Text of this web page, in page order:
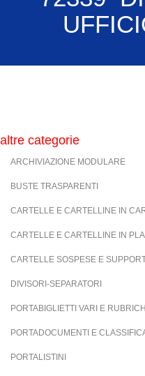
altre categorie
ARCHIVIAZIONE MODULARE
BUSTE TRASPARENTI
CARTELLE E CARTELLINE IN
CARTELLE E CARTELLINE IN
CARTELLE SOSPESE E
DIVISORI-SEPARATORI
PORTABIGLIETTI VARI E
PORTADOCUMENTI E
PORTALISTINI